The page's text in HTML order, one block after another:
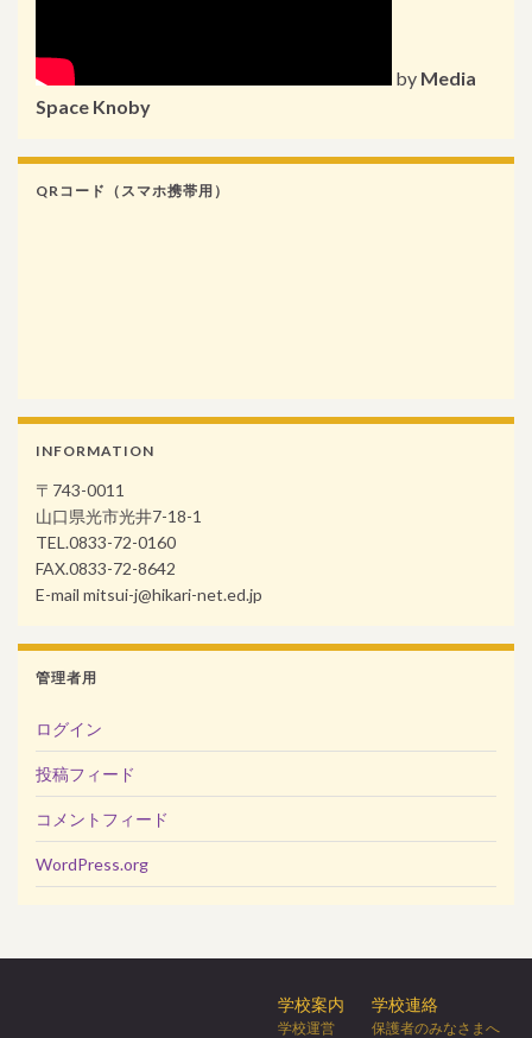
by Media
Space Knoby
QRコード（スマホ携帯用）
INFORMATION
〒743-0011
山口県光市光井7-18-1
TEL.0833-72-0160
FAX.0833-72-8642
E-mail mitsui-j@hikari-net.ed.jp
管理者用
ログイン
投稿フィード
コメントフィード
WordPress.org
学校案内
学校運営
学校連絡
保護者のみなさまへ